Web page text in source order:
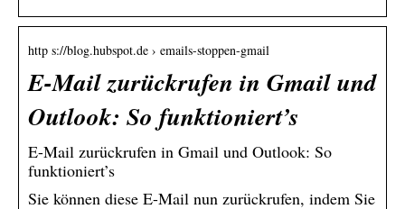
http s://blog.hubspot.de › emails-stoppen-gmail
E-Mail zurückrufen in Gmail und
Outlook: So funktioniert’s
E-Mail zurückrufen in Gmail und Outlook: So
funktioniert’s
Sie können diese E-Mail nun zurückrufen, indem Sie